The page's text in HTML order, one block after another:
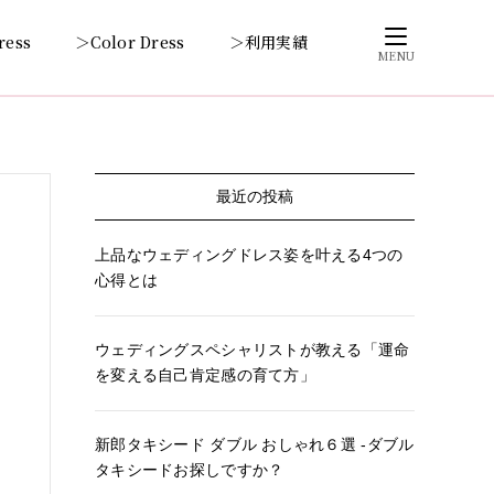
＞Color Dress ＞利用実績
MENU
最近の投稿
上品なウェディングドレス姿を叶える4つの
心得とは
ウェディングスペシャリストが教える「運命
を変える自己肯定感の育て方」
新郎タキシード ダブル おしゃれ６選 -ダブル
タキシードお探しですか？